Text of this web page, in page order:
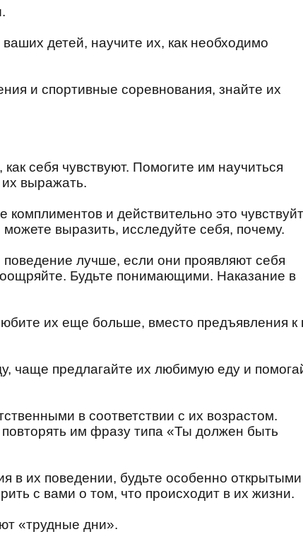
детей, научите их, как необходимо
и спортивные соревнования, знайте их
себя чувствуют. Помогите им научиться
их выражать.
и действительно это
выразить, исследуйте себя, почему.
лучше, если они проявляют себя
Будьте понимающими. Наказание в
их еще больше, вместо предъявления к
чаще предлагайте их любимую еду и
в соответствии с их возрастом.
им фразу типа «Ты должен быть
в их поведении, будьте особенно
с вами о том, что происходит в их жизни.
«трудные дни».